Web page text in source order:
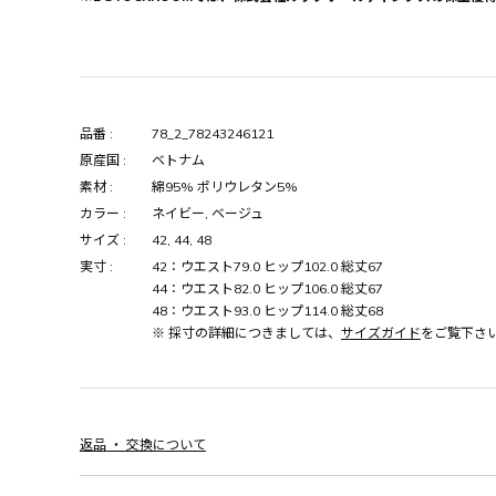
品番 :
78_2_78243246121
原産国 :
ベトナム
素材 :
綿95% ポリウレタン5%
カラー :
ネイビー, ベージュ
サイズ :
42, 44, 48
実寸 :
42：ウエスト79.0 ヒップ102.0 総丈67
44：ウエスト82.0 ヒップ106.0 総丈67
48：ウエスト93.0 ヒップ114.0 総丈68
※ 採寸の詳細につきましては、 サイズガイドをご覧下さ
返品 ・ 交換について